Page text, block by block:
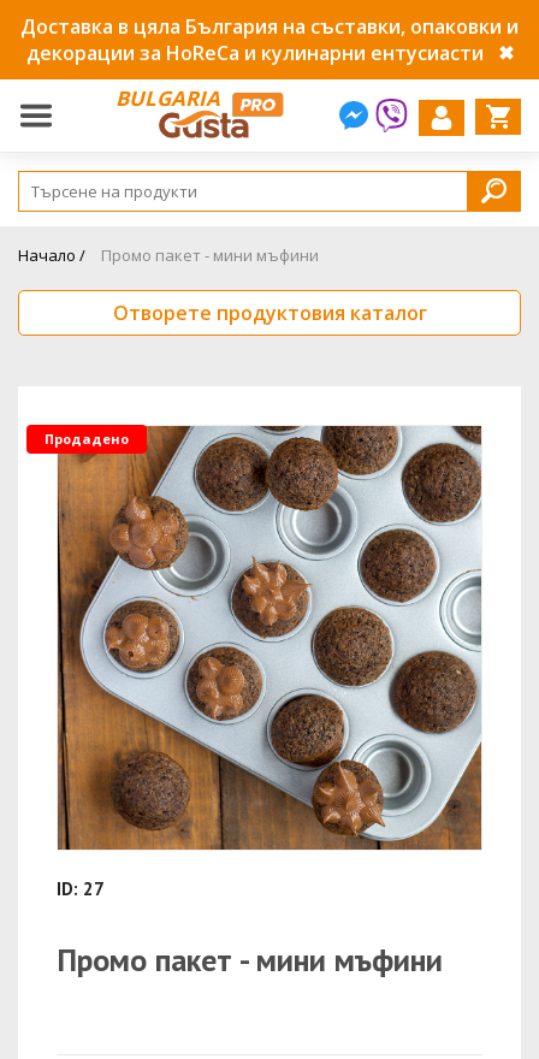
Доставка в цяла България на съставки, опаковки и
декорации за HoReCa и кулинарни ентусиасти
✖
BULGARIA
Начало / Промо пакет - мини мъфини
Отворете продуктовия каталог
Продадено
ID: 27
Промо пакет - мини мъфини